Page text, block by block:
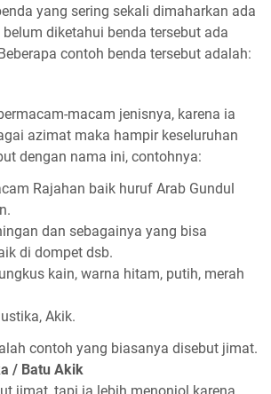
yang sering sekali dimaharkan ada
diketahui benda tersebut ada
contoh benda tersebut adalah:
macam jenisnya, karena ia
azimat maka hampir keseluruhan
dengan nama ini, contohnya:
Rajahan baik huruf Arab Gundul
dan sebagainya yang bisa
di dompet dsb.
kain, warna hitam, putih, merah
Akik.
contoh yang biasanya disebut jimat.
/ Batu Akik